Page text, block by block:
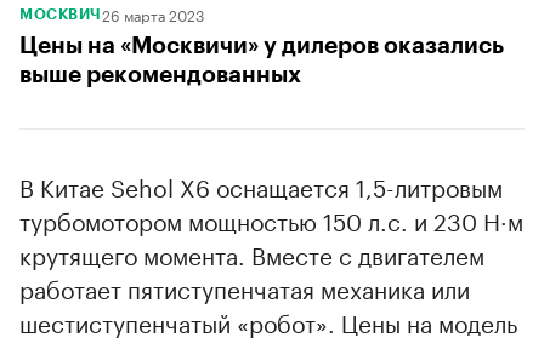
МОСКВИЧ 26 марта 2023
Цены на «Москвичи» у дилеров оказались
выше рекомендованных
В Китае Sehol X6 оснащается 1,5-литровым
турбомотором мощностью 150 л.с. и 230 Н·м
крутящего момента. Вместе с двигателем
работает пятиступенчатая механика или
шестиступенчатый «робот». Цены на модель